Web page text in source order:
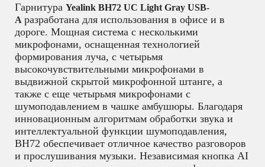
Гарнитура Yealink BH72 UC Light Gray USB-
A разработана для использования в офисе и в
дороге. Мощная система с несколькими
микрофонами, оснащенная технологией
формирования луча, с четырьмя
высокочувствительными микрофонами в
выдвижной скрытой микрофонной штанге, а
также с еще четырьмя микрофонами с
шумоподавлением в чашке амбушюры. Благодаря
инновационным алгоритмам обработки звука и
интеллектуальной функции шумоподавления,
BH72 обеспечивает отличное качество разговоров
и прослушивания музыки. Независимая кнопка AI